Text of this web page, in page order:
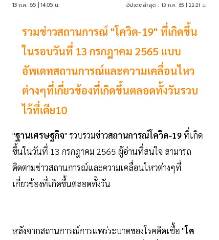
13 ก.ค. 65 | 14:05 น. อัปเดตล่าสุด : 13 ก.ค. 65 | 22:21 น.
รวมข่าวสถานการณ์ "โควิด-19" ที่เกิดขึ้น
ในรอบวันที่ 13 กรกฎาคม 2565 แบบ
อัพเดทสถานการณ์และความเคลื่อนไหว
ต่างๆที่เกี่ยวข้องที่เกิดขึ้นตลอดทั้งวันรวบ
ไว้ที่เดีย10
"ฐานเศรษฐกิจ" รวบรวมข่าวสถานการณ์โควิด-19 ที่เกิด
ขึ้นในวันที่ 13 กรกฎาคม 2565 ผู้อ่านที่สนใจ สามารถ
ติดตามข่าวสถานการณ์และความเคลื่อนไหวต่างๆที่
เกี่ยวข้องที่เกิดขึ้นตลอดทั้งวัน
หลังจากสถานการณ์การแพร่ระบาดของโรคติดเชื้อ "โค